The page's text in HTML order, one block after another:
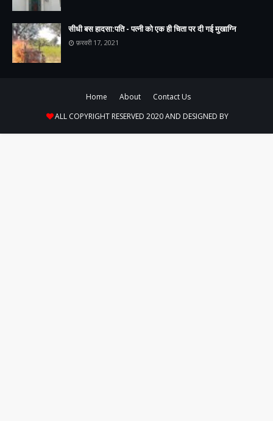
सीधी बस हादसा:पति - पत्नी को एक ही चिता पर दी गई मुखाग्नि
फ़रवरी 17, 2021
Home About
Contact Us
ALL COPYRIGHT RESERVED 2020 AND DESIGNED BY